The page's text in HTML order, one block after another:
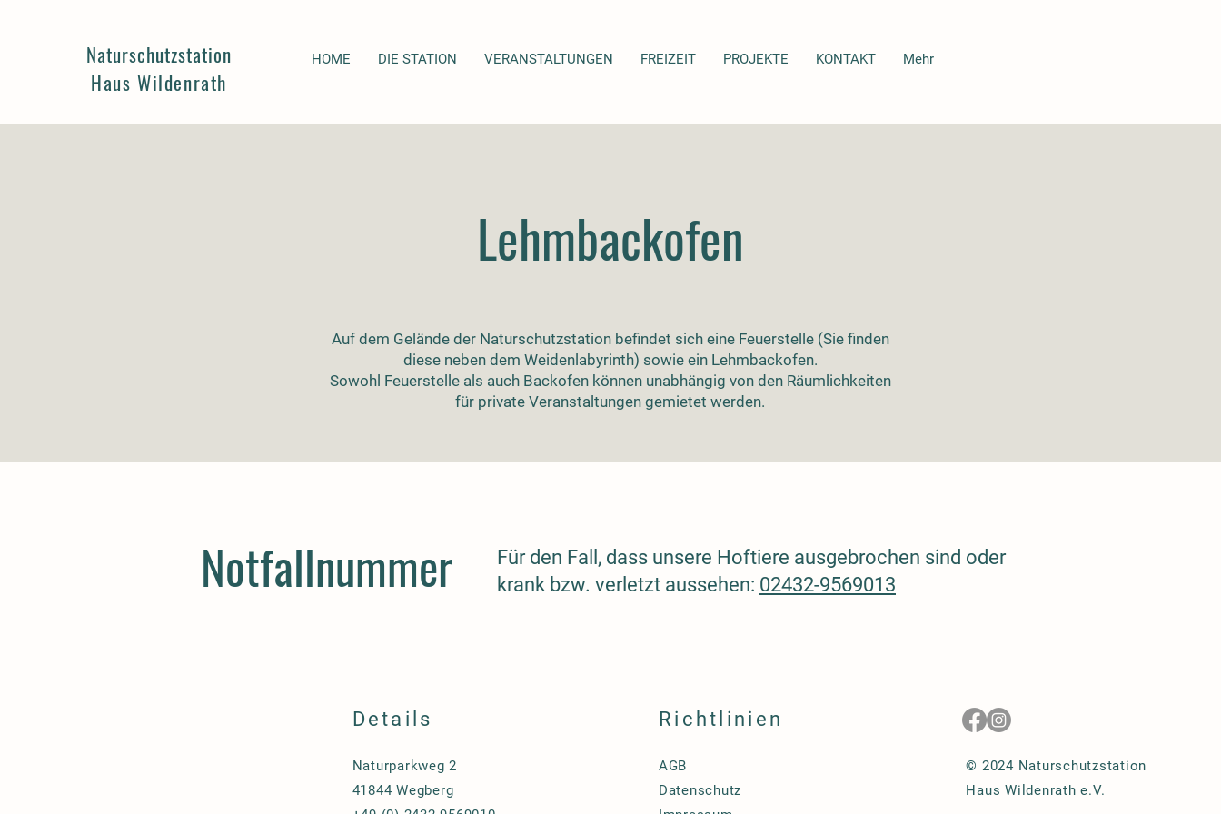
Naturschutzstation
Haus Wildenrath
HOME DIE STATION VERANSTALTUNGEN FREIZEIT PROJEKTE KONTAKT Mehr
Lehmbackofen
Auf dem Gelände der Naturschutzstation befindet sich eine Feuerstelle (Sie finden
diese neben dem Weidenlabyrinth) sowie ein Lehmbackofen.
Sowohl Feuerstelle als auch Backofen können unabhängig von den Räumlichkeiten
für private Veranstaltungen gemietet werden.
Notfallnummer
Für den Fall, dass unsere Hoftiere ausgebrochen sind oder
krank bzw. verletzt aussehen: 02432-9569013
Details
Naturparkweg 2
41844 Wegberg
Richtlinien
AGB
Datenschutz
© 2024 Naturschutzstation
Haus Wildenrath e.V.